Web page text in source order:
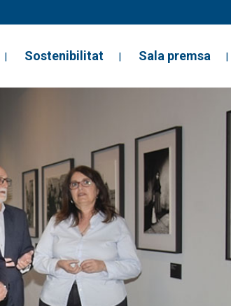
Sostenibilitat Sala premsa